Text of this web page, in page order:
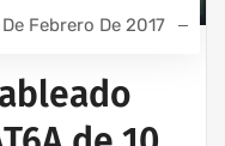
Febrero De 2017